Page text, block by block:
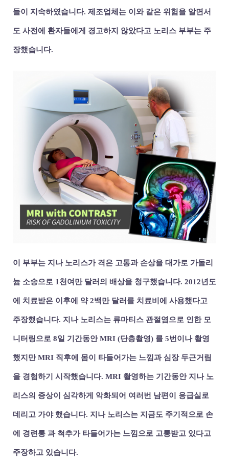
들이 지속하였습니다. 제조업체는 이와 같은 위험을 알면서
도 사전에 환자들에게 경고하지 않았다고 노리스 부부는 주
장했습니다.
이 부부는 지나 노리스가 격은 고통과 손상을 대가로 가돌리
늄 소송으로 1천여만 달러의 배상을 청구했습니다. 2012년도
에 치료받은 이후에 약 2백만 달러를 치료비에 사용했다고
주장했습니다. 지나 노리스는 류마티스 관절염으로 인한 모
니터링으로 8일 기간동안 MRI (단층촬영) 를 5번이나 촬영
했지만 MRI 직후에 몸이 타들어가는 느낌과 심장 두근거림
을 경험하기 시작했습니다. MRI 촬영하는 기간동안 지나 노
리스의 증상이 심각하게 악화되어 여러번 남편이 응급실로
데리고 가야 했습니다. 지나 노리스는 지금도 주기적으로 손
에 경련통 과 척추가 타들어가는 느낌으로 고통받고 있다고
주장하고 있습니다.